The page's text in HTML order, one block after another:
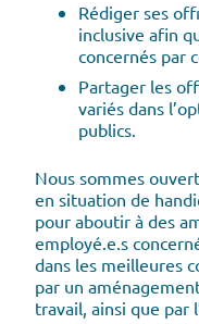
Rédiger ses
inclusive afin
concernés par
Partager les
variés dans
publics.
Nous sommes
en situation de
pour aboutir à des
employé.e.s
dans les meilleures
par un
travail, ainsi que par